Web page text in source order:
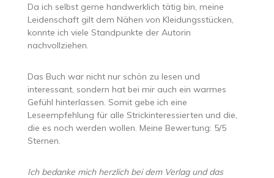
Da ich selbst gerne handwerklich tätig bin, meine
Leidenschaft gilt dem Nähen von Kleidungsstücken,
konnte ich viele Standpunkte der Autorin
nachvollziehen.
Das Buch war nicht nur schön zu lesen und
interessant, sondern hat bei mir auch ein warmes
Gefühl hinterlassen. Somit gebe ich eine
Leseempfehlung für alle Strickinteressierten und die,
die es noch werden wollen. Meine Bewertung: 5/5
Sternen.
Ich bedanke mich herzlich bei dem Verlag und das